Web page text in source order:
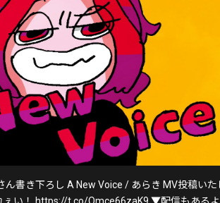
ん書き下ろし A New Voice / あらき MV投稿いた